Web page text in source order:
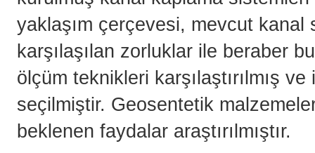
yaklaşım çerçevesi, mevcut kanal
karşılaşılan zorluklar ile beraber
ölçüm teknikleri karşılaştırılmış
seçilmiştir. Geosentetik
beklenen faydalar araştırılmıştır.